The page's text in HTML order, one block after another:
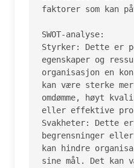
faktorer som kan
SWOT-analyse:
Styrker: Dette er
egenskaper og
organisasjon en
kan være sterke
omdømme, høyt
eller effektive
Svakheter: Dette
begrensninger
kan hindre
sine mål. Det kan